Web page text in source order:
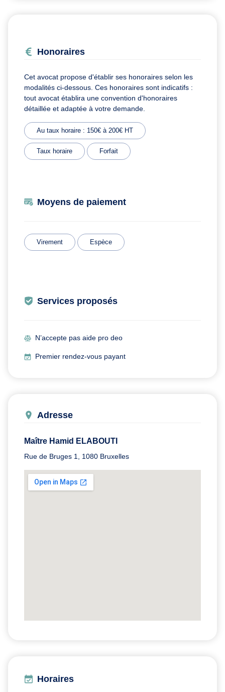
Honoraires
Cet avocat propose d'établir ses honoraires selon les
modalités ci-dessous. Ces honoraires sont indicatifs :
tout avocat établira une convention d'honoraires
détaillée et adaptée à votre demande.
Au taux horaire : 150€ à 200€ HT
Taux horaire Forfait
Moyens de paiement
Virement Espèce
Services proposés
N’accepte pas aide pro deo
Premier rendez-vous payant
Adresse
Maître Hamid ELABOUTI
Rue de Bruges 1, 1080 Bruxelles
Horaires